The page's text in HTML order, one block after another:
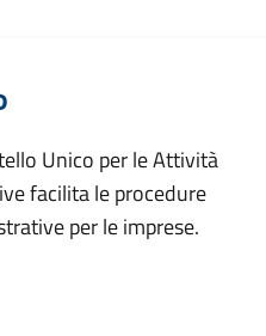
Unico per le Attività
facilita le procedure
per le imprese.